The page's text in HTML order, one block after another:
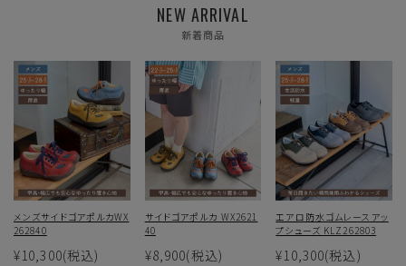
NEW ARRIVAL
新着商品
メンズサイドゴアポルカWX
262840
¥10,300(税込)
サイドゴアポルカ WX2621
40
¥8,900(税込)
エアロ防水ゴムレースアッ
プシューズ KLZ262803
¥10,300(税込)